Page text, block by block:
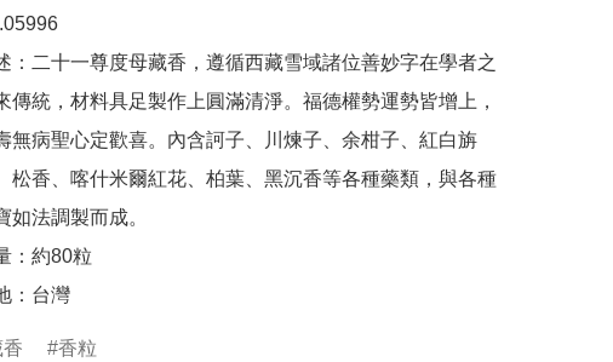
：二十一尊度母藏香，遵循西藏雪域諸位善妙字在學者之
傳統，材料具足製作上圓滿清淨。福德權勢運勢皆增上，
無病聖心定歡喜。內含訶子、川煉子、余柑子、紅白旃
松香、喀什米爾紅花、柏葉、黑沉香等各種藥類，與各種
如法調製而成。
：約80粒
：台灣
香粒